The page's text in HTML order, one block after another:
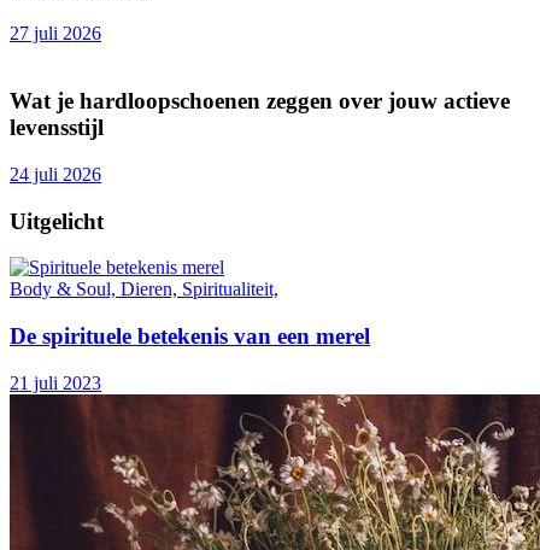
27 juli 2026
Wat je hardloopschoenen zeggen over jouw actieve
levensstijl
24 juli 2026
Uitgelicht
Body & Soul, Dieren, Spiritualiteit,
De spirituele betekenis van een merel
21 juli 2023